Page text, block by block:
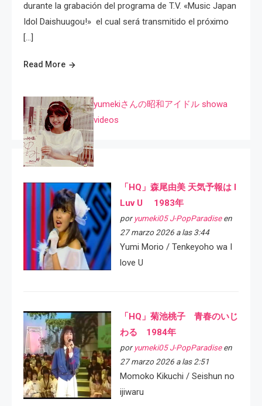
durante la grabación del programa de T.V. «Music Japan
Idol Daishuugou!» el cual será transmitido el próximo
[…]
Read More
yumekiさんの昭和アイドル showa
videos
「HQ」森尾由美 天気予報は I
Luv U 1983年
por yumeki05 J-PopParadiseen
27 marzo 2026 a las 3:44
Yumi Morio / Tenkeyoho wa I
love U
「HQ」菊池桃子 青春のいじ
わる 1984年
por yumeki05 J-PopParadiseen
27 marzo 2026 a las 2:51
Momoko Kikuchi / Seishun no
ijiwaru